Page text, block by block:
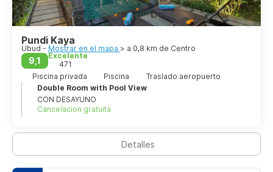
Pundi Kaya
Ubud - Mostrar en el mapa > a 0,8 km de Centro
9,1
Excelente
471
Piscina privada
Piscina
Traslado aeropuerto
Double Room with Pool View
CON DESAYUNO
Cancelacion gratuita
Detalles